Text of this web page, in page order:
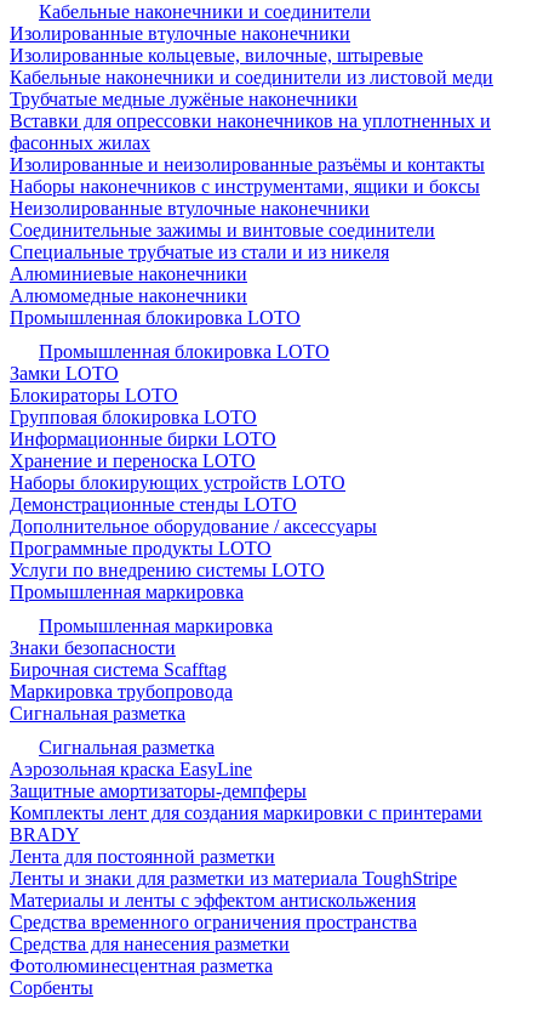
Кабельные наконечники и соединители
Изолированные втулочные наконечники
Изолированные кольцевые, вилочные, штыревые
Кабельные наконечники и соединители из листовой меди
Трубчатые медные лужёные наконечники
Вставки для опрессовки наконечников на уплотненных и
фасонных жилах
Изолированные и неизолированные разъёмы и контакты
Наборы наконечников с инструментами, ящики и боксы
Неизолированные втулочные наконечники
Соединительные зажимы и винтовые соединители
Специальные трубчатые из стали и из никеля
Алюминиевые наконечники
Алюмомедные наконечники
Промышленная блокировка LOTO
Промышленная блокировка LOTO
Замки LOTO
Блокираторы LOTO
Групповая блокировка LOTO
Информационные бирки LOTO
Хранение и переноска LOTO
Наборы блокирующих устройств LOTO
Демонстрационные стенды LOTO
Дополнительное оборудование / аксессуары
Программные продукты LOTO
Услуги по внедрению системы LOTO
Промышленная маркировка
Промышленная маркировка
Знаки безопасности
Бирочная система Scafftag
Маркировка трубопровода
Сигнальная разметка
Сигнальная разметка
Аэрозольная краска EasyLine
Защитные амортизаторы-демпферы
Комплекты лент для создания маркировки с принтерами
BRADY
Лента для постоянной разметки
Ленты и знаки для разметки из материала ToughStripe
Материалы и ленты с эффектом антискольжения
Средства временного ограничения пространства
Средства для нанесения разметки
Фотолюминесцентная разметка
Сорбенты